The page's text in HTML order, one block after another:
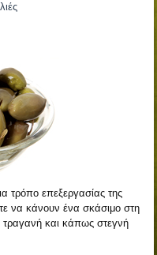
τρόπο επεξεργασίας της
να κάνουν ένα σκάσιμο στη
τραγανή και κάπως στεγνή